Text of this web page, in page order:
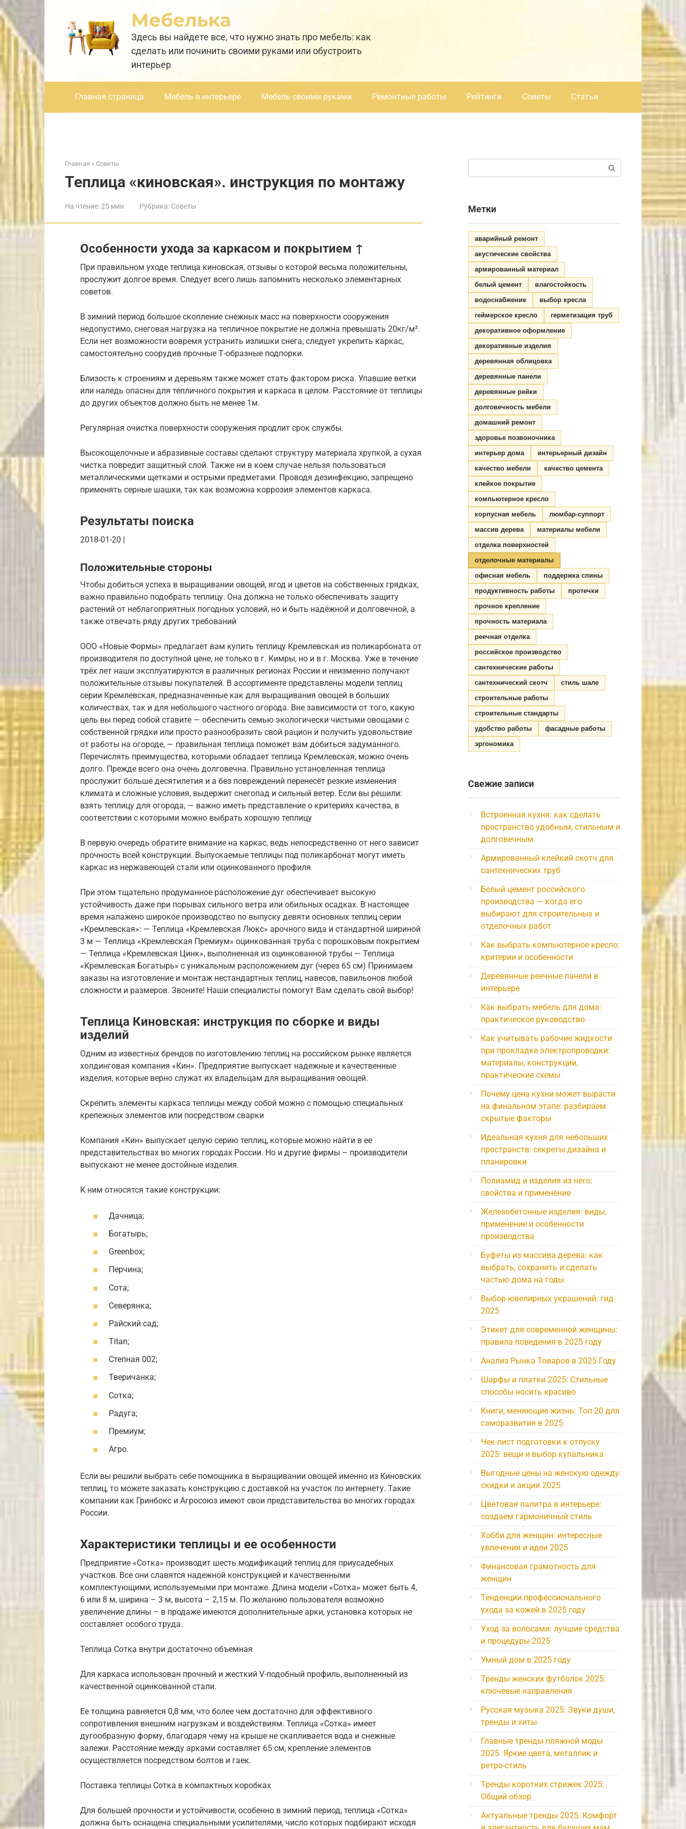
Перейти
к
контенту
Мебелька
Здесь вы найдете все, что нужно знать про мебель: как
сделать или починить своими руками или обустроить
интерьер
Главная страница Мебель в интерьере Мебель своими руками Ремонтные работы Рейтинги Советы Статьи
Главная » Советы
Теплица «киновская». инструкция по монтажу
На чтение:25 мин Рубрика: Советы
Особенности ухода за каркасом и покрытием ↑
При правильном уходе теплица киновская, отзывы о которой весьма положительны,
прослужит долгое время. Следует всего лишь запомнить несколько элементарных
советов.
В зимний период большое скопление снежных масс на поверхности сооружения
недопустимо, снеговая нагрузка на тепличное покрытие не должна превышать 20кг/м².
Если нет возможности вовремя устранить излишки снега, следует укрепить каркас,
самостоятельно соорудив прочные Т-образные подпорки.
Близость к строениям и деревьям также может стать фактором риска. Упавшие ветки
или наледь опасны для тепличного покрытия и каркаса в целом. Расстояние от теплицы
до других объектов должно быть не менее 1м.
Регулярная очистка поверхности сооружения продлит срок службы.
Высокощелочные и абразивные составы сделают структуру материала хрупкой, а сухая
чистка повредит защитный слой. Также ни в коем случае нельзя пользоваться
металлическими щетками и острыми предметами. Проводя дезинфекцию, запрещено
применять серные шашки, так как возможна коррозия элементов каркаса.
Результаты поиска
2018-01-20 |
Положительные стороны
Чтобы добиться успеха в выращивании овощей, ягод и цветов на собственных грядках,
важно правильно подобрать теплицу. Она должна не только обеспечивать защиту
растений от неблагоприятных погодных условий, но и быть надёжной и долговечной, а
также отвечать ряду других требований
ООО «Новые Формы» предлагает вам купить теплицу Кремлевская из поликарбоната от
производителя по доступной цене, не только в г. Кимры, но и в г. Москва. Уже в течение
трёх лет наши эксплуатируются в различных регионах России и неизменно получают
положительные отзывы покупателей. В ассортименте представлены модели теплиц
серии Кремлевская, предназначенные как для выращивания овощей в больших
количествах, так и для небольшого частного огорода. Вне зависимости от того, какую
цель вы перед собой ставите — обеспечить семью экологически чистыми овощами с
собственной грядки или просто разнообразить свой рацион и получить удовольствие
от работы на огороде, — правильная теплица поможет вам добиться задуманного.
Перечислять преимущества, которыми обладает теплица Кремлевская, можно очень
долго. Прежде всего она очень долговечна. Правильно установленная теплица
прослужит больше десятилетия и а без повреждений перенесёт резкие изменения
климата и сложные условия, выдержит снегопад и сильный ветер. Если вы решили:
взять теплицу для огорода, — важно иметь представление о критериях качества, в
соответствии с которыми можно выбрать хорошую теплицу
В первую очередь обратите внимание на каркас, ведь непосредственно от него зависит
прочность всей конструкции. Выпускаемые теплицы под поликарбонат могут иметь
каркас из нержавеющей стали или оцинкованного профиля
При этом тщательно продуманное расположение дуг обеспечивает высокую
устойчивость даже при порывах сильного ветра или обильных осадках. В настоящее
время налажено широкое производство по выпуску девяти основных теплиц серии
«Кремлевская»: — Теплица «Кремлевская Люкс» арочного вида и стандартной шириной
3 м — Теплица «Кремлевская Премиум» оцинкованная труба с порошковым покрытием
— Теплица «Кремлевская Цинк», выполненная из оцинкованной трубы — Теплица
«Кремлевская Богатырь» с уникальным расположением дуг (через 65 см) Принимаем
заказы на изготовление и монтаж нестандартных теплиц, навесов, павильонов любой
сложности и размеров. Звоните! Наши специалисты помогут Вам сделать свой выбор!
Теплица Киновская: инструкция по сборке и виды
изделий
Одним из известных брендов по изготовлению теплиц на российском рынке является
холдинговая компания «Кин». Предприятие выпускает надежные и качественные
изделия, которые верно служат их владельцам для выращивания овощей.
Скрепить элементы каркаса теплицы между собой можно с помощью специальных
крепежных элементов или посредством сварки
Компания «Кин» выпускает целую серию теплиц, которые можно найти в ее
представительствах во многих городах России. Но и другие фирмы – производители
выпускают не менее достойные изделия.
К ним относятся такие конструкции:
Дачница;
Богатырь;
Greenbox;
Перчина;
Сота;
Северянка;
Райский сад;
Titan;
Степная 002;
Тверичанка;
Сотка;
Радуга;
Премиум;
Агро.
Если вы решили выбрать себе помощника в выращивании овощей именно из Киновских
теплиц, то можете заказать конструкцию с доставкой на участок по интернету. Такие
компании как Гринбокс и Агросоюз имеют свои представительства во многих городах
России.
Характеристики теплицы и ее особенности
Предприятие «Сотка» производит шесть модификаций теплиц для приусадебных
участков. Все они славятся надежной конструкцией и качественными
комплектующими, используемыми при монтаже. Длина модели «Сотка» может быть 4,
6 или 8 м, ширина – 3 м, высота – 2,15 м. По желанию пользователя возможно
увеличение длины – в продаже имеются дополнительные арки, установка которых не
составляет особого труда.
Теплица Сотка внутри достаточно объемная
Для каркаса использован прочный и жесткий V-подобный профиль, выполненный из
качественной оцинкованной стали.
Ее толщина равняется 0,8 мм, что более чем достаточно для эффективного
сопротивления внешним нагрузкам и воздействиям. Теплица «Сотка» имеет
дугообразную форму, благодаря чему на крыше не скапливается вода и снежные
залежи. Расстояние между арками составляет 65 см, крепление элементов
осуществляется посредством болтов и гаек.
Поставка теплицы Сотка в компактных коробках
Для большей прочности и устойчивости, особенно в зимний период, теплица «Сотка»
должна быть оснащена специальными усилителями, число которых подбирают исходя
Метки
аварийный ремонт
акустические свойства
армированный материал
белый цемент
влагостойкость
водоснабжение
выбор кресла
геймерское кресло
герметизация труб
декоративное оформление
декоративные изделия
деревянная облицовка
деревянные панели
деревянные рейки
долговечность мебели
домашний ремонт
здоровье позвоночника
интерьер дома
интерьерный дизайн
качество мебели
качество цемента
клейкое покрытие
компьютерное кресло
корпусная мебель
люмбар-суппорт
массив дерева
материалы мебели
отделка поверхностей
отделочные материалы
офисная мебель
поддержка спины
продуктивность работы
протечки
прочное крепление
прочность материала
реечная отделка
российское производство
сантехнические работы
сантехнический скотч
стиль шале
строительные работы
строительные стандарты
удобство работы
фасадные работы
эргономика
Свежие записи
Встроенная кухня: как сделать
пространство удобным, стильным и
долговечным
Армированный клейкий скотч для
сантехнических труб
Белый цемент российского
производства — когда его
выбирают для строительных и
отделочных работ
Как выбрать компьютерное кресло:
критерии и особенности
Деревянные реечные панели в
интерьере
Как выбрать мебель для дома:
практическое руководство
Как учитывать рабочие жидкости
при прокладке электропроводки:
материалы, конструкции,
практические схемы
Почему цена кухни может вырасти
на финальном этапе: разбираем
скрытые факторы
Идеальная кухня для небольших
пространств: секреты дизайна и
планировки
Полиамид и изделия из него:
свойства и применение
Железобетонные изделия: виды,
применение и особенности
производства
Буфеты из массива дерева: как
выбрать, сохранить и сделать
частью дома на годы
Выбор ювелирных украшений: гид
2025
Этикет для современной женщины:
правила поведения в 2025 году
Анализ Рынка Товаров в 2025 Году
Шарфы и платки 2025: Стильные
способы носить красиво
Книги, меняющие жизнь: Топ-20 для
саморазвития в 2025
Чек-лист подготовки к отпуску
2025: вещи и выбор купальника
Выгодные цены на женскую одежду:
скидки и акции 2025
Цветовая палитра в интерьере:
создаем гармоничный стиль
Хобби для женщин: интересные
увлечения и идеи 2025
Финансовая грамотность для
женщин
Тенденции профессионального
ухода за кожей в 2025 году
Уход за волосами: лучшие средства
и процедуры 2025
Умный дом в 2025 году
Тренды женских футболок 2025:
ключевые направления
Русская музыка 2025: Звуки души,
тренды и хиты
Главные тренды пляжной моды
2025: Яркие цвета, металлик и
ретро-стиль
Тренды коротких стрижек 2025:
Общий обзор
Актуальные тренды 2025: Комфорт